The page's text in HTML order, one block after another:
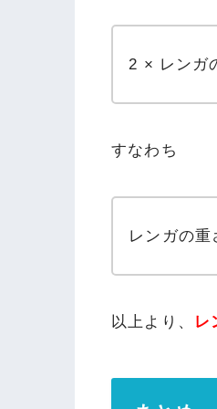
2 × レンガ
すなわち
レンガの
以上より、 レ